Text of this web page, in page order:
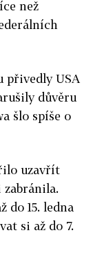
než
přivedly USA
důvěru
šlo spíše o
uzavřít
do 15. ledna
si až do 7.